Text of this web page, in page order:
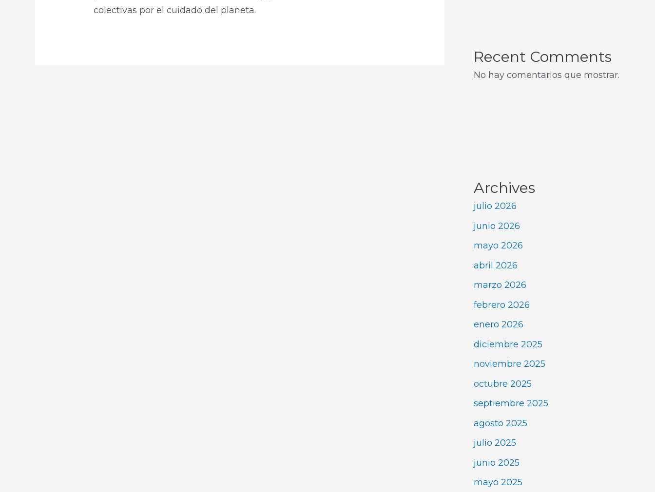
colectivas por el cuidado del planeta.
Recent Comments
No hay comentarios que mostrar.
Archives
julio 2026
junio 2026
mayo 2026
abril 2026
marzo 2026
febrero 2026
enero 2026
diciembre 2025
noviembre 2025
octubre 2025
septiembre 2025
agosto 2025
julio 2025
junio 2025
mayo 2025